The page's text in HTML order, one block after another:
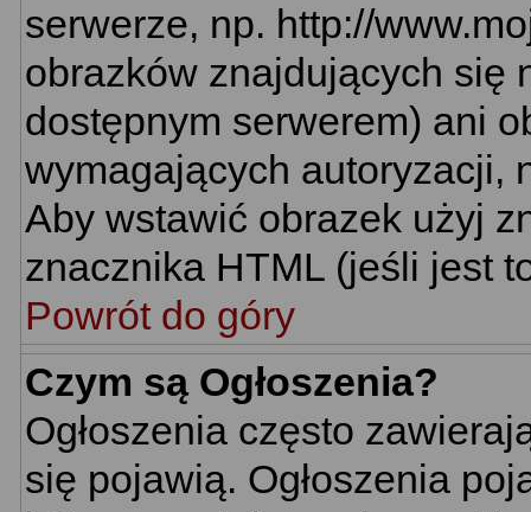
serwerze, np. http://
obrazków znajdujących się
dostępnym serwerem) ani
wymagających autoryzacji,
Aby wstawić obrazek użyj
znacznika HTML (jeśli jest
Powrót do góry
Czym są Ogłoszenia?
Ogłoszenia często
się pojawią. Ogłoszenia